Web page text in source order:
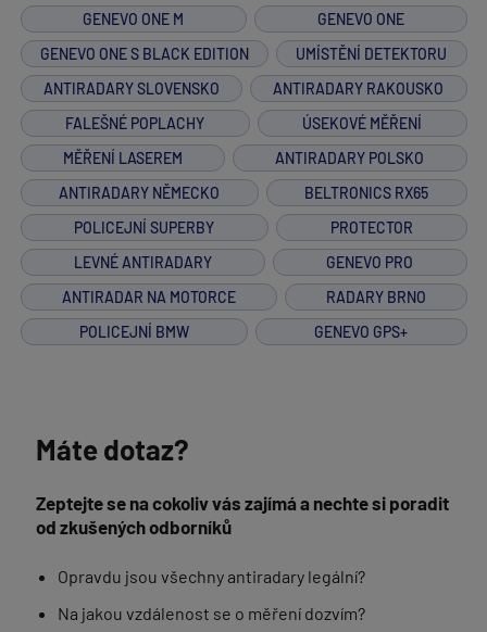
GENEVO ONE M
GENEVO ONE
GENEVO ONE S BLACK EDITION
UMÍSTĚNÍ DETEKTORU
ANTIRADARY SLOVENSKO
ANTIRADARY RAKOUSKO
FALEŠNÉ POPLACHY
ÚSEKOVÉ MĚŘENÍ
MĚŘENÍ LASEREM
ANTIRADARY POLSKO
ANTIRADARY NĚMECKO
BELTRONICS RX65
POLICEJNÍ SUPERBY
PROTECTOR
LEVNÉ ANTIRADARY
GENEVO PRO
ANTIRADAR NA MOTORCE
RADARY BRNO
POLICEJNÍ BMW
GENEVO GPS+
Máte dotaz?
Zeptejte se na cokoliv vás zajímá a nechte si poradit
od zkušených odborníků
Opravdu jsou všechny antiradary legální?
Na jakou vzdálenost se o měření dozvím?